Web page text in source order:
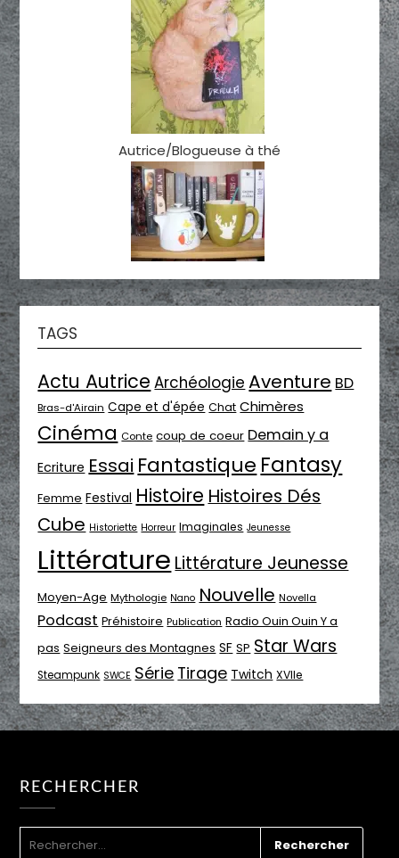
Autrice/Blogueuse à thé
TAGS
Actu Autrice Archéologie Aventure BD
Bras-d'Airain Cape et d'épée Chat Chimères
Cinéma Conte coup de coeur Demain y a
Ecriture Essai Fantastique Fantasy
Femme Festival Histoire Histoires Dés
Cube Historiette Horreur Imaginales Jeunesse
Littérature Littérature Jeunesse
Moyen-Age Mythologie Nano Nouvelle Novella
Podcast Préhistoire Publication Radio Ouin Ouin Y a
pas Seigneurs des Montagnes SF SP Star Wars
Steampunk SWCE Série Tirage Twitch XVIIe
RECHERCHER